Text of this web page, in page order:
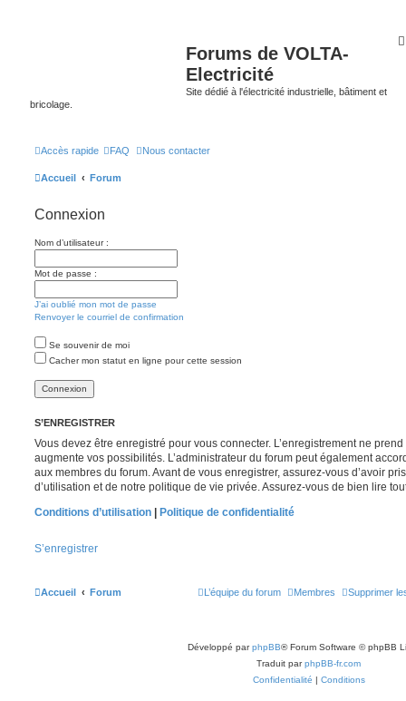
Forums de VOLTA-
Electricité
Site dédié à l'électricité industrielle, bâtiment et
bricolage.
Accès rapide FAQ Nous contacter
Accueil Forum
Connexion
Nom d’utilisateur :
Mot de passe :
J’ai oublié mon mot de passe
Renvoyer le courriel de confirmation
Se souvenir de moi
Cacher mon statut en ligne pour cette session
S’ENREGISTRER
Vous devez être enregistré pour vous connecter. L’enregistrement ne
augmente vos possibilités. L’administrateur du forum peut également
aux membres du forum. Avant de vous enregistrer, assurez-vous d’avoir
d’utilisation et de notre politique de vie privée. Assurez-vous de bien lire
Conditions d’utilisation
Politique de confidentialité
S’enregistrer
Accueil Forum Supprimer
Membres
L’équipe du forum
Développé parphpBB® Forum Software © phpBB
Traduit parphpBB-fr.com
Confidentialité | Conditions